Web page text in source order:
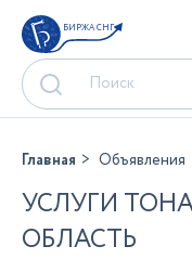
БИРЖА СНГ
Главная Объявления
УСЛУГИ
ОБЛАСТЬ